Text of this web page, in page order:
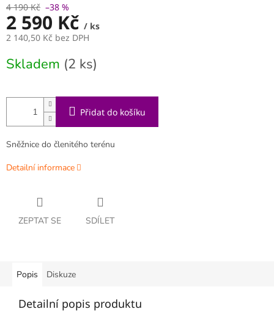
4 190 Kč –38 %
2 590 Kč / ks
2 140,50 Kč bez DPH
cena:
Skladem (2 ks)
Přidat do košíku
Sněžnice do členitého terénu
Detailní informace
ZEPTAT SE SDÍLET
Popis Diskuze
Detailní popis produktu